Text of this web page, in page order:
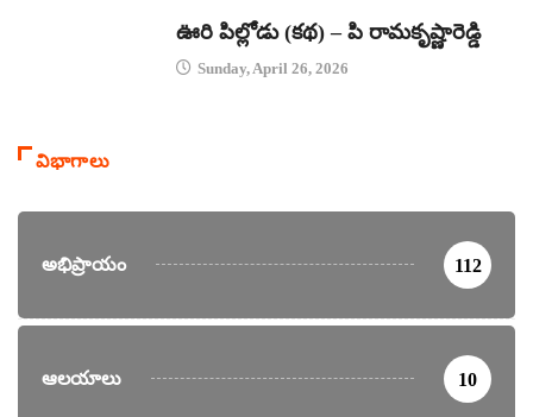
ఊరి పిల్లోడు (కథ) – పి రామకృష్ణారెడ్డి
Sunday, April 26, 2026
విభాగాలు
అభిప్రాయం 112
ఆలయాలు 10